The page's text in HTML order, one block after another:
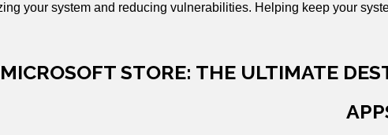
your system and reducing vulnerabilities. Helping keep your
MICROSOFT STORE: THE ULTIMATE